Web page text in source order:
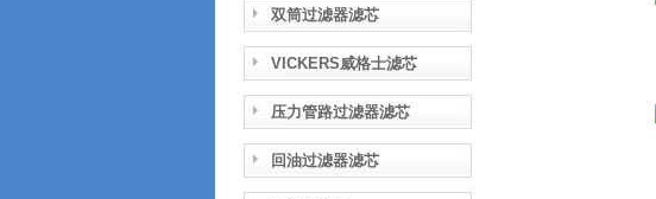
双筒过滤器滤芯
VICKERS威格士滤芯
压力管路过滤器滤芯
回油过滤器滤芯